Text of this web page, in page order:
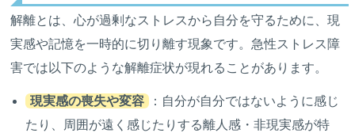
解離とは、心が過剰なストレスから自分を守るために、現
実感や記憶を一時的に切り離す現象です。急性ストレス障
害では以下のような解離症状が現れることがあります。
現実感の喪失や変容
：自分が自分ではないように感じ
たり、周囲が遠く感じたりする離人感・非現実感が特